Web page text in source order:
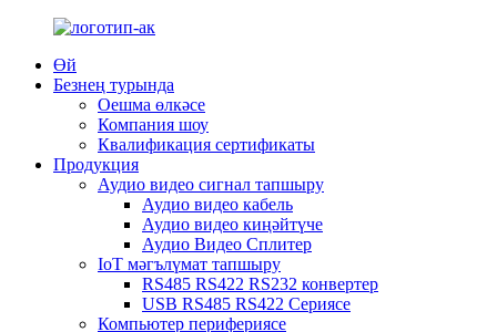
Өй
Безнең турында
Оешма өлкәсе
Компания шоу
Квалификация сертификаты
Продукция
Аудио видео сигнал тапшыру
Аудио видео кабель
Аудио видео киңәйтүче
Аудио Видео Сплитер
IoT мәгълүмат тапшыру
RS485 RS422 RS232 конвертер
USB RS485 RS422 Сериясе
Компьютер перифериясе